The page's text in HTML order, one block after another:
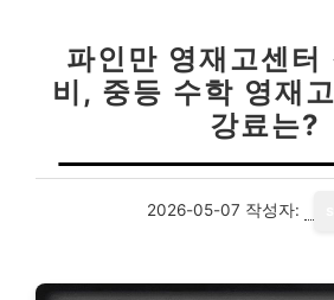
파인만 영재고센터
비, 중등 수학 영재
강료는?
2026-05-07 작성자: